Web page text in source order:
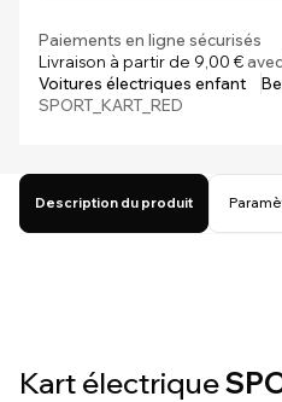
Paiements en ligne sécurisés
Livraison à partir de 9,00 €
Voitures électriques enfant
SPORT_KART_RED
Description du produit
Kart électrique